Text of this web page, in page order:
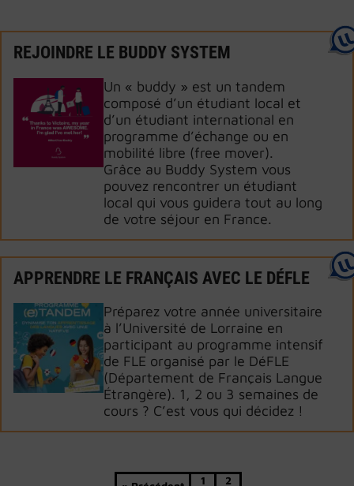
REJOINDRE LE BUDDY SYSTEM
Un « buddy » est un tandem
composé d’un étudiant local et
d’un étudiant international en
programme d’échange ou en
mobilité libre (free mover).
Grâce au Buddy System vous
pouvez rencontrer un étudiant
local qui vous guidera tout au long
de votre séjour en France.
APPRENDRE LE FRANÇAIS AVEC LE DÉFLE
Préparez votre année universitaire
à l’Université de Lorraine en
participant au programme intensif
de FLE organisé par le DéFLE
(Département de Français Langue
Étrangère). 1, 2 ou 3 semaines de
cours ? C’est vous qui décidez !
Page
1 Page
2